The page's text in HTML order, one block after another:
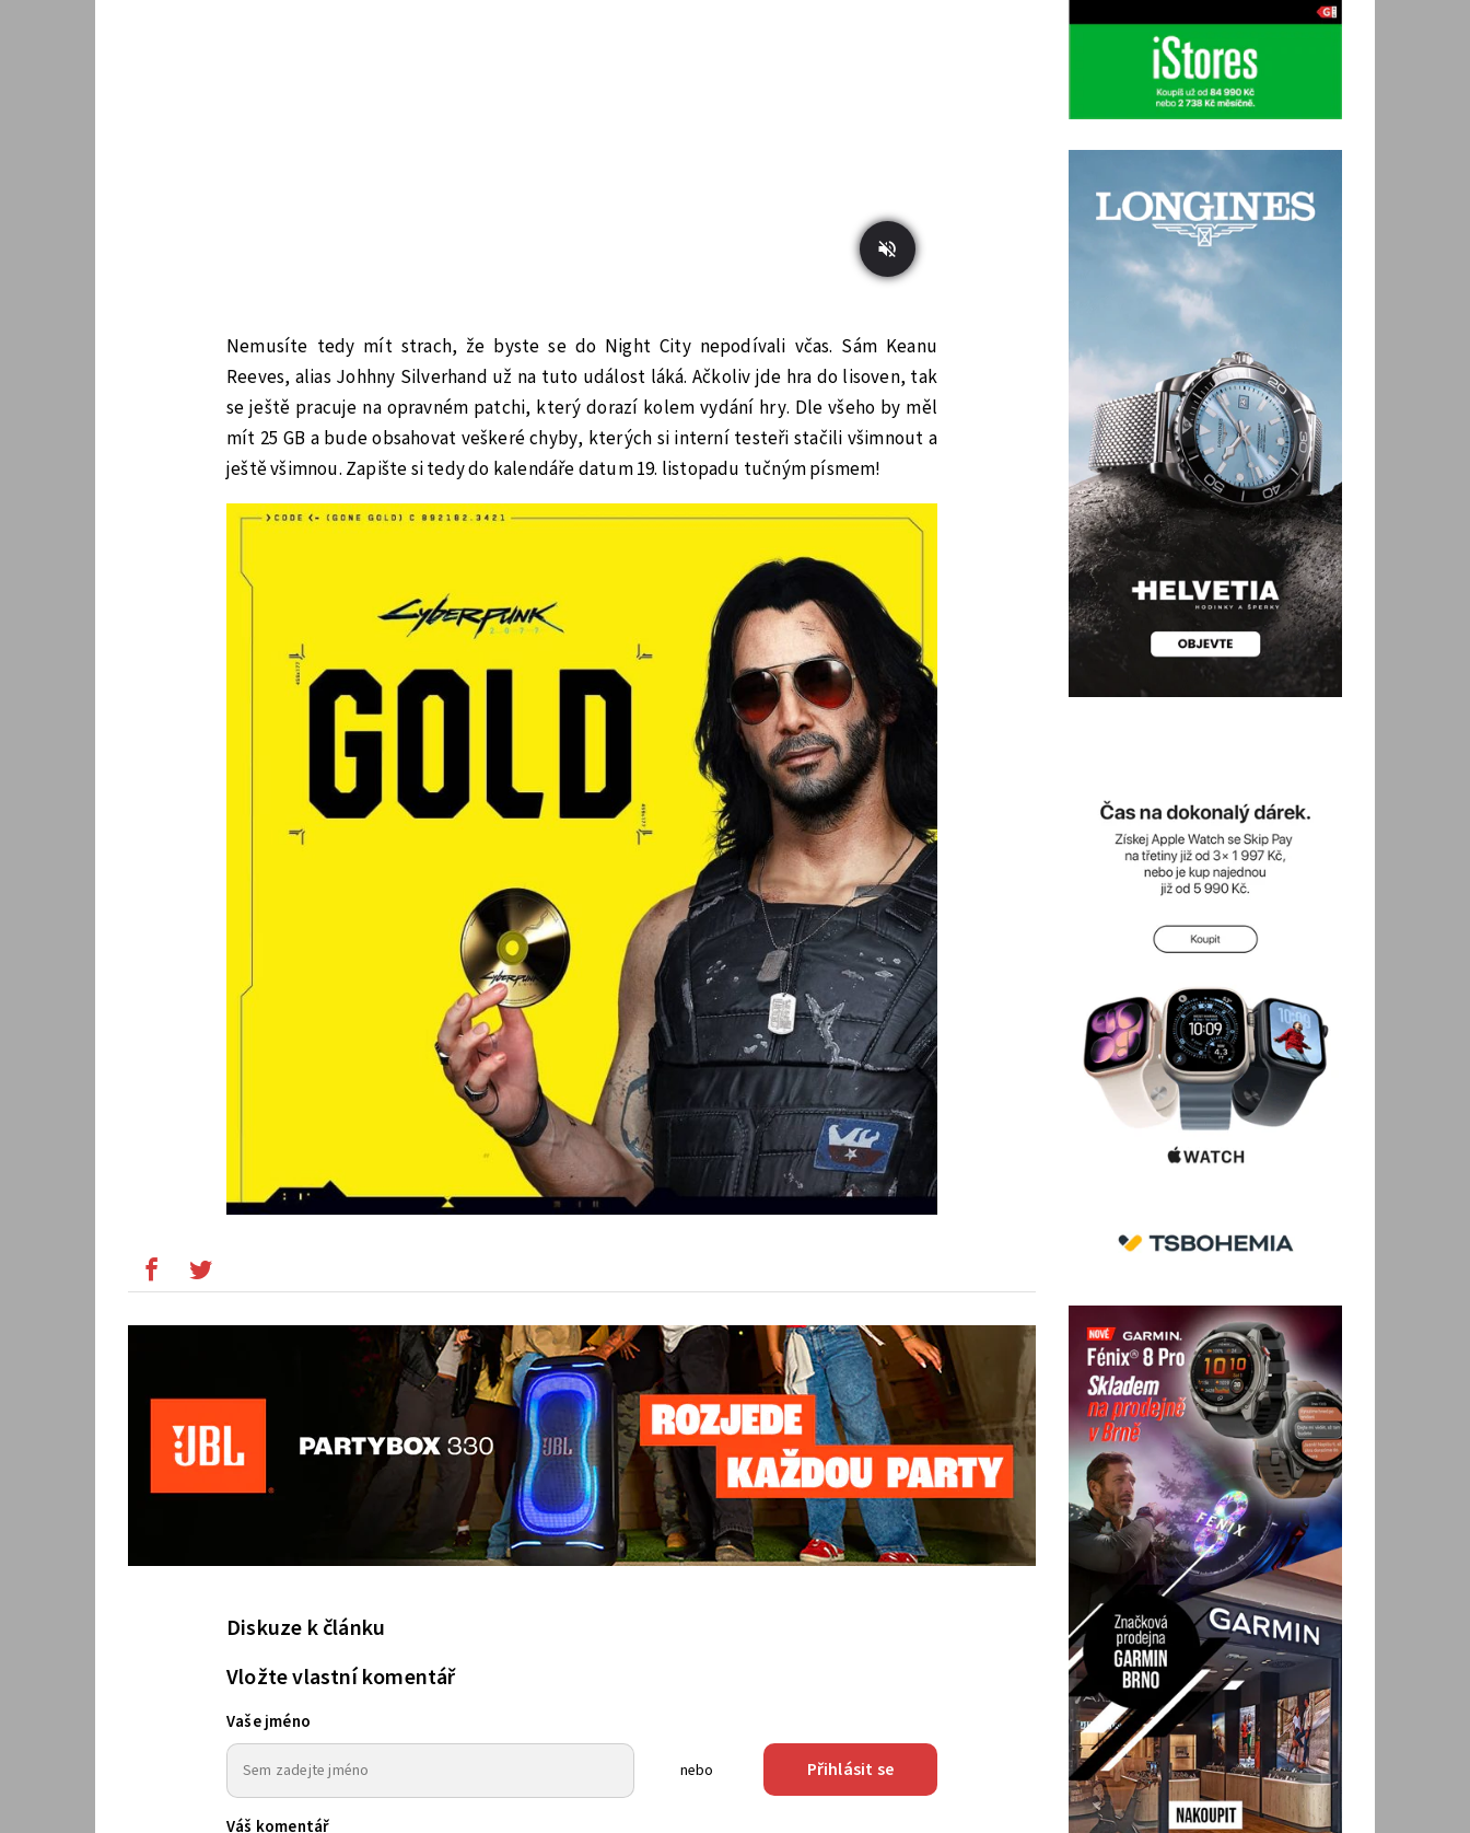
Nemusíte tedy mít strach, že byste se do Night City nepodívali včas. Sám Keanu
Reeves, alias Johhny Silverhand už na tuto událost láká. Ačkoliv jde hra do lisoven, tak
se ještě pracuje na opravném patchi, který dorazí kolem vydání hry. Dle všeho by měl
mít 25 GB a bude obsahovat veškeré chyby, kterých si interní testeři stačili všimnout a
ještě všimnou. Zapište si tedy do kalendáře datum 19. listopadu tučným písmem!
Diskuze k článku
Vložte vlastní komentář
Vaše jméno
nebo Přihlásit se
Váš komentář